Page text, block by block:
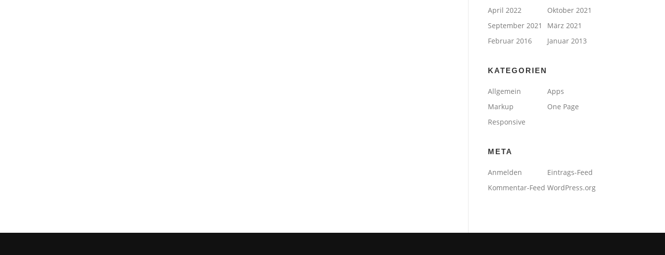
April 2022
Oktober 2021
September 2021
März 2021
Februar 2016
Januar 2013
KATEGORIEN
Allgemein
Apps
Markup
One Page
Responsive
META
Anmelden
Eintrags-Feed
Kommentar-Feed WordPress.org